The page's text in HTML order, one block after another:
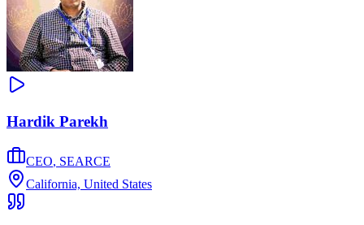
Hardik Parekh
CEO, SEARCE
California, United States